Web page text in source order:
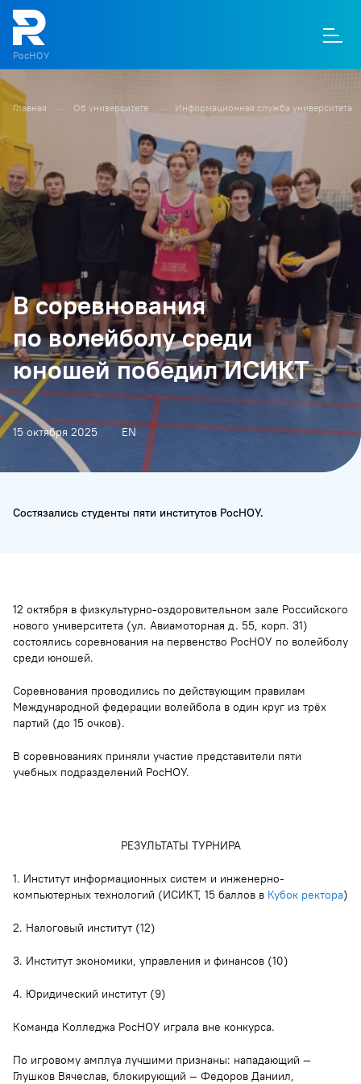
О П Д Т К
РосНОУ
Главная Об университете Информационная служба университета
В соревнования
по волейболу среди
юношей победил ИСИКТ
15 октября 2025 EN
Состязались студенты пяти институтов РосНОУ.
12 октября в физкультурно-оздоровительном зале Российского
нового университета (ул. Авиамоторная д. 55, корп. 31)
состоялись соревнования на первенство РосНОУ по волейболу
среди юношей.
Соревнования проводились по действующим правилам
Международной федерации волейбола в один круг из трёх
партий (до 15 очков).
В соревнованиях приняли участие представители пяти
учебных подразделений РосНОУ.
РЕЗУЛЬТАТЫ ТУРНИРА
1. Институт информационных систем и инженерно-
компьютерных технологий (ИСИКТ, 15 баллов в Кубок ректора)
2. Налоговый институт (12)
3. Институт экономики, управления и финансов (10)
4. Юридический институт (9)
Команда Колледжа РосНОУ играла вне конкурса.
По игровому амплуа лучшими признаны: нападающий —
Глушков Вячеслав, блокирующий — Федоров Даниил,